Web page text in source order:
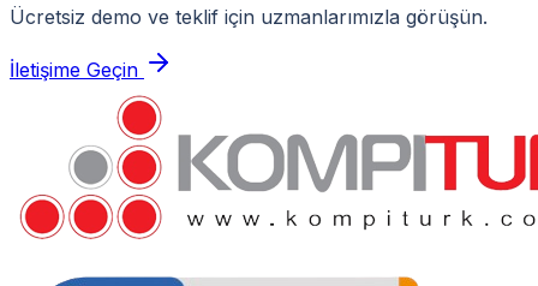
Ücretsiz demo ve teklif için uzmanlarımızla görüşün.
İletişime Geçin